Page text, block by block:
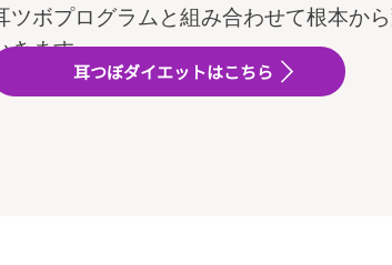
ツボプログラムと組み合わせて根本か
きます。
耳つぼダイエットはこちら